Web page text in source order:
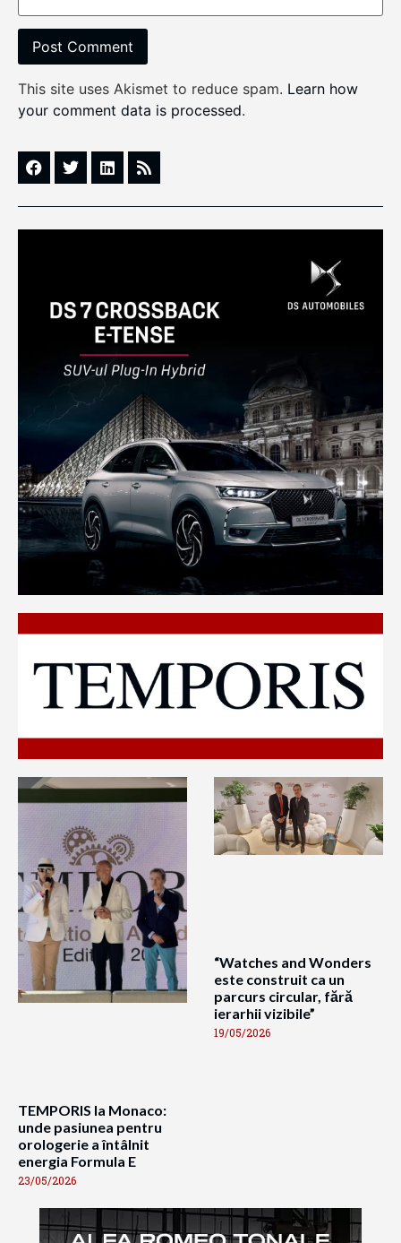
This site uses Akismet to reduce spam. Learn how
your comment data is processed.
TEMPORIS la Monaco:
unde pasiunea pentru
orologerie a întâlnit
energia Formula E
23/05/2026
“Watches and Wonders
este construit ca un
parcurs circular, fără
ierarhii vizibile”
19/05/2026